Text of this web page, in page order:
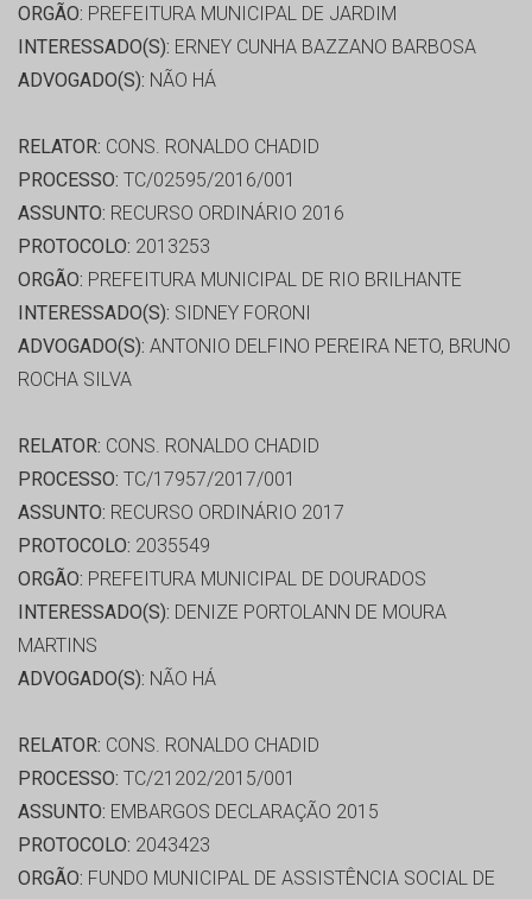
ORGÃO: PREFEITURA MUNICIPAL DE JARDIM
INTERESSADO(S): ERNEY CUNHA BAZZANO BARBOSA
ADVOGADO(S): NÃO HÁ
RELATOR: CONS. RONALDO CHADID
PROCESSO: TC/02595/2016/001
ASSUNTO: RECURSO ORDINÁRIO 2016
PROTOCOLO: 2013253
ORGÃO: PREFEITURA MUNICIPAL DE RIO BRILHANTE
INTERESSADO(S): SIDNEY FORONI
ADVOGADO(S): ANTONIO DELFINO PEREIRA NETO, BRUNO
ROCHA SILVA
RELATOR: CONS. RONALDO CHADID
PROCESSO: TC/17957/2017/001
ASSUNTO: RECURSO ORDINÁRIO 2017
PROTOCOLO: 2035549
ORGÃO: PREFEITURA MUNICIPAL DE DOURADOS
INTERESSADO(S): DENIZE PORTOLANN DE MOURA
MARTINS
ADVOGADO(S): NÃO HÁ
RELATOR: CONS. RONALDO CHADID
PROCESSO: TC/21202/2015/001
ASSUNTO: EMBARGOS DECLARAÇÃO 2015
PROTOCOLO: 2043423
ORGÃO: FUNDO MUNICIPAL DE ASSISTÊNCIA SOCIAL DE